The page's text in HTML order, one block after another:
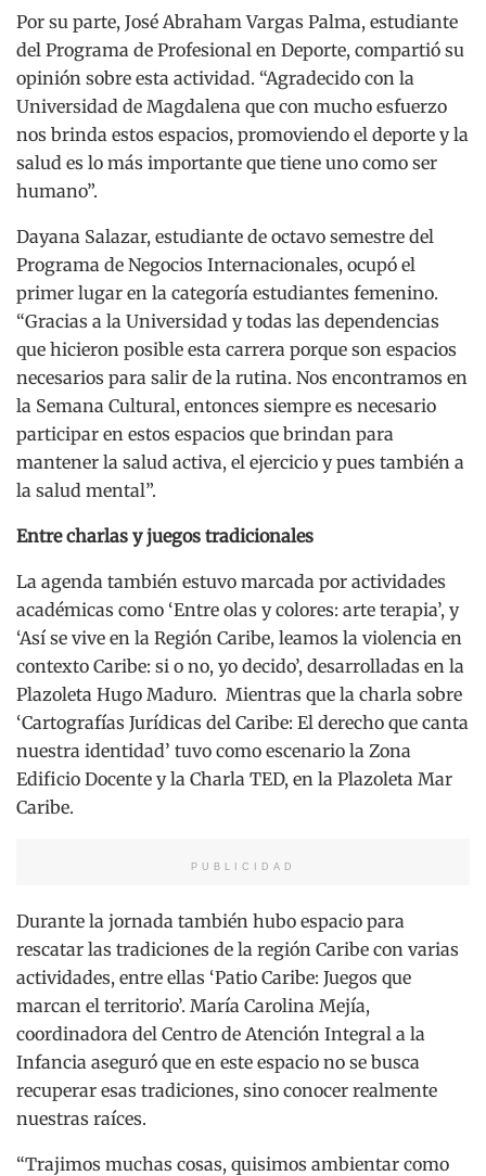
Por su parte, José Abraham Vargas Palma, estudiante
del Programa de Profesional en Deporte, compartió su
opinión sobre esta actividad. “Agradecido con la
Universidad de Magdalena que con mucho esfuerzo
nos brinda estos espacios, promoviendo el deporte y la
salud es lo más importante que tiene uno como ser
humano”.
Dayana Salazar, estudiante de octavo semestre del
Programa de Negocios Internacionales, ocupó el
primer lugar en la categoría estudiantes femenino.
“Gracias a la Universidad y todas las dependencias
que hicieron posible esta carrera porque son espacios
necesarios para salir de la rutina. Nos encontramos en
la Semana Cultural, entonces siempre es necesario
participar en estos espacios que brindan para
mantener la salud activa, el ejercicio y pues también a
la salud mental”.
Entre charlas y juegos tradicionales
La agenda también estuvo marcada por actividades
académicas como ‘Entre olas y colores: arte terapia’, y
‘Así se vive en la Región Caribe, leamos la violencia en
contexto Caribe: si o no, yo decido’, desarrolladas en la
Plazoleta Hugo Maduro. Mientras que la charla sobre
‘Cartografías Jurídicas del Caribe: El derecho que canta
nuestra identidad’ tuvo como escenario la Zona
Edificio Docente y la Charla TED, en la Plazoleta Mar
Caribe.
PUBLICIDAD
Durante la jornada también hubo espacio para
rescatar las tradiciones de la región Caribe con varias
actividades, entre ellas ‘Patio Caribe: Juegos que
marcan el territorio’. María Carolina Mejía,
coordinadora del Centro de Atención Integral a la
Infancia aseguró que en este espacio no se busca
recuperar esas tradiciones, sino conocer realmente
nuestras raíces.
“Trajimos muchas cosas, quisimos ambientar como